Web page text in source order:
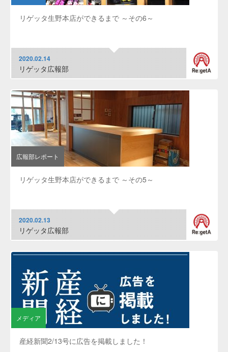
リゲッタ生野本店ができるまで ～その6～
2020.02.14
リゲッタ広報部
広報部レポート
リゲッタ生野本店ができるまで ～その5～
2020.02.13
リゲッタ広報部
メディア
産経新聞2/13号に広告を掲載しました！